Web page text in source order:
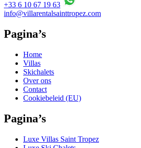
+33 6 10 67 19 63
info@villarentalsainttropez.com
Pagina’s
Home
Villas
Skichalets
Over ons
Contact
Cookiebeleid (EU)
Pagina’s
Luxe Villas Saint Tropez